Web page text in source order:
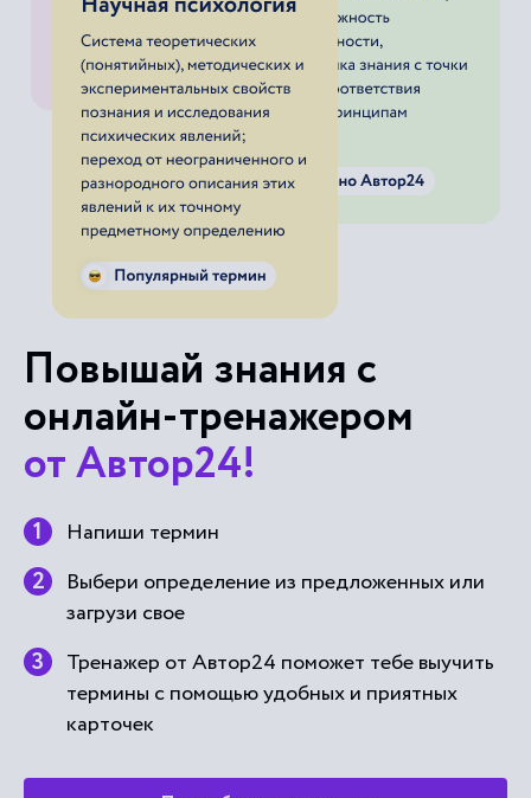
Повышай знания с
онлайн-тренажером
от Автор24!
Напиши термин
Выбери определение из предложенных или
загрузи свое
Тренажер от Автор24 поможет тебе выучить
термины с помощью удобных и приятных
карточек